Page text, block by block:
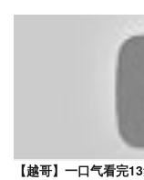
【越哥】一口气看完